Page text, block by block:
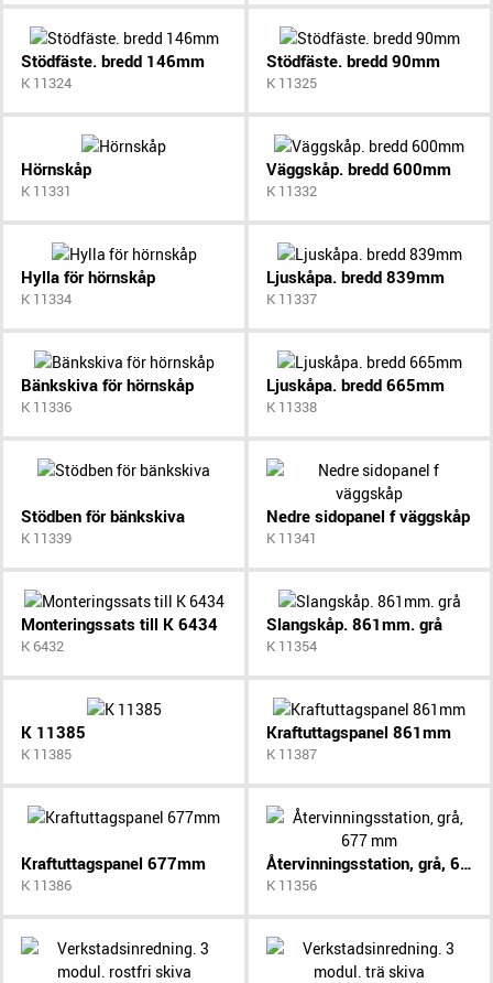
Stödfäste. bredd 146mm
K 11324
Stödfäste. bredd 90mm
K 11325
Hörnskåp
K 11331
Väggskåp. bredd 600mm
K 11332
Hylla för hörnskåp
K 11334
Ljuskåpa. bredd 839mm
K 11337
Bänkskiva för hörnskåp
K 11336
Ljuskåpa. bredd 665mm
K 11338
Stödben för bänkskiva
K 11339
Nedre sidopanel f väggskåp
K 11341
Monteringssats till K 6434
K 6432
Slangskåp. 861mm. grå
K 11354
K 11385
K 11385
Kraftuttagspanel 861mm
K 11387
Kraftuttagspanel 677mm
K 11386
Återvinningsstation, grå, 677 mm
K 11356